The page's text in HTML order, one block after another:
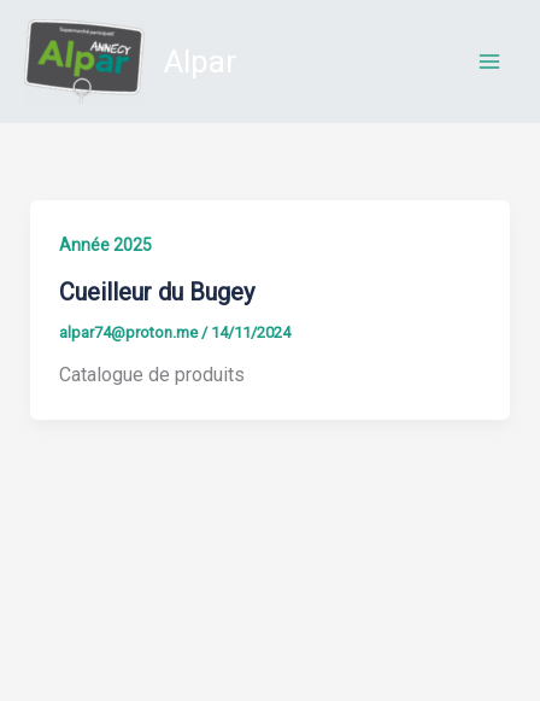
Aller
contenu
Année 2025
Cueilleur du Bugey
alpar74@proton.me / 14/11/2024
Catalogue de produits